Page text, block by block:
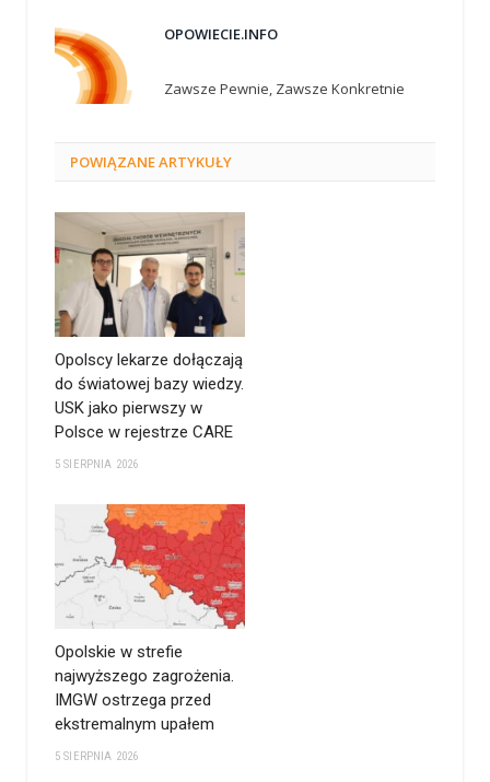
OPOWIECIE.INFO
Zawsze Pewnie, Zawsze Konkretnie
POWIĄZANEARTYKUŁY
Opolscy lekarze dołączają
do światowej bazy wiedzy.
USK jako pierwszy w
Polsce w rejestrze CARE
5 SIERPNIA 2026
Opolskie w strefie
najwyższego zagrożenia.
IMGW ostrzega przed
ekstremalnym upałem
5 SIERPNIA 2026